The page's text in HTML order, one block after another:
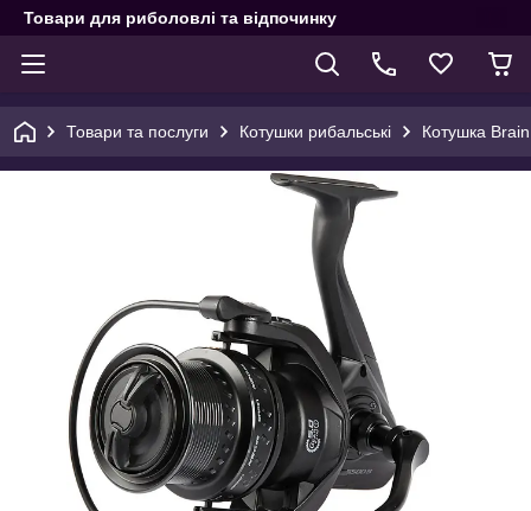
Товари для риболовлі та відпочинку
Товари та послуги Котушки рибальські Котушка